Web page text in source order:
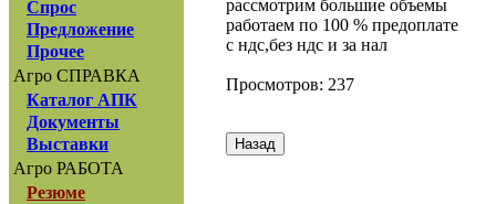
Спрос
Предложение
Прочее
Агро СПРАВКА
Каталог АПК
Документы
Выставки
Агро РАБОТА
Резюме
рассмотрим большие объемы
работаем по 100 % предоплате
с ндс,без ндс и за нал
Просмотров: 237